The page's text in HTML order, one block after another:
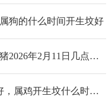
狗的什么时间开生坟好
2026年2月11日属猪开生坟吉时，属猪2026年2月11日几点开生坟好
属鸡2026年2月1日开生坟什么时辰好，属鸡开生坟什么时辰好